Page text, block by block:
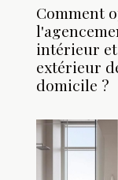
Comment
intérieur et
extérieur
domicile ?